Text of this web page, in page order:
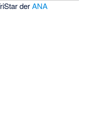
derANA